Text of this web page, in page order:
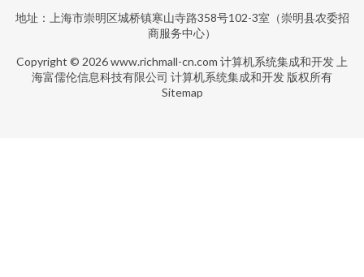
地址：上海市崇明区城桥镇寒山寺路358号102-3室（崇明县农委招
商服务中心）
Copyright © 2026www.richmall-cn.com 计算机系统集成和开发 上
海富儒伦信息科技有限公司 计算机系统集成和开发 版权所有
Sitemap